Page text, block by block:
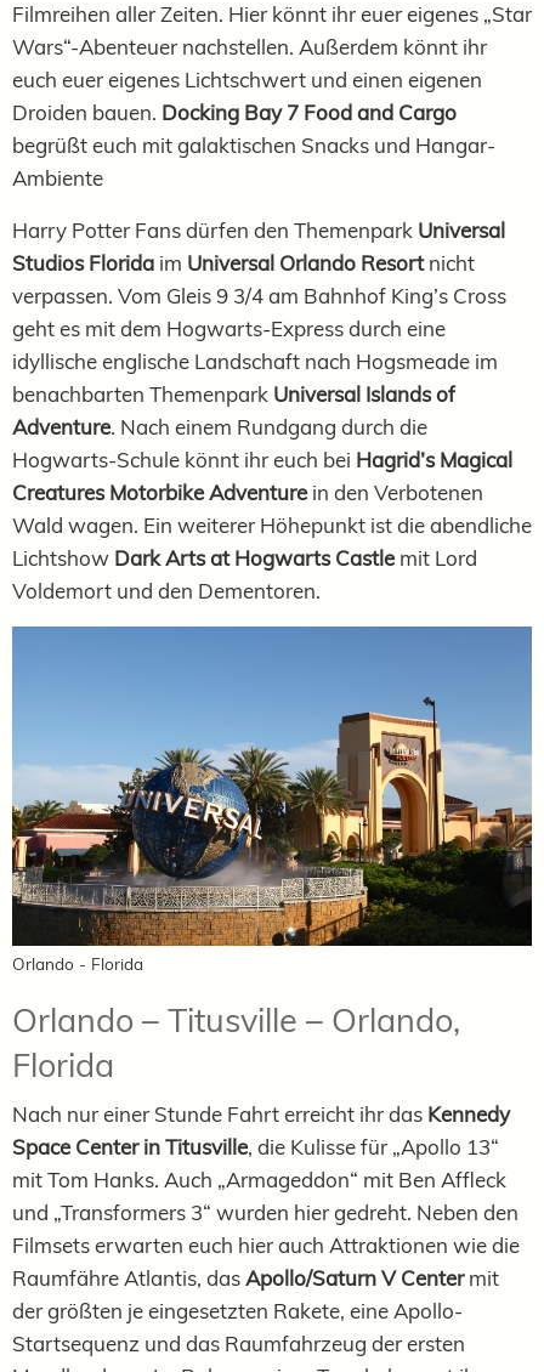
Filmreihen aller Zeiten. Hier könnt ihr euer eigenes „Star
Wars“-Abenteuer nachstellen. Außerdem könnt ihr
euch euer eigenes Lichtschwert und einen eigenen
Droiden bauen. Docking Bay 7 Food and Cargo
begrüßt euch mit galaktischen Snacks und Hangar-
Ambiente
Harry Potter Fans dürfen den Themenpark Universal
Studios Florida im Universal Orlando Resortnicht
verpassen. Vom Gleis 9 3/4 am Bahnhof King’s Cross
geht es mit dem Hogwarts-Express durch eine
idyllische englische Landschaft nach Hogsmeade im
benachbarten Themenpark Universal Islands of
Adventure. Nach einem Rundgang durch die
Hogwarts-Schule könnt ihr euch bei Hagrid’s Magical
Creatures Motorbike Adventurein den Verbotenen
Wald wagen. Ein weiterer Höhepunkt ist die abendliche
Lichtshow Dark Arts at Hogwarts Castlemit Lord
Voldemort und den Dementoren.
Orlando - Florida
Orlando – Titusville – Orlando,
Florida
Nach nur einer Stunde Fahrt erreicht ihr das Kennedy
Space Center in Titusville, die Kulisse für „Apollo 13“
mit Tom Hanks. Auch „Armageddon“ mit Ben Affleck
und „Transformers 3“ wurden hier gedreht. Neben den
Filmsets erwarten euch hier auch Attraktionen wie die
Raumfähre Atlantis, dasApollo/Saturn V Centermit
der größten je eingesetzten Rakete, eine Apollo-
Startsequenz und das Raumfahrzeug der ersten